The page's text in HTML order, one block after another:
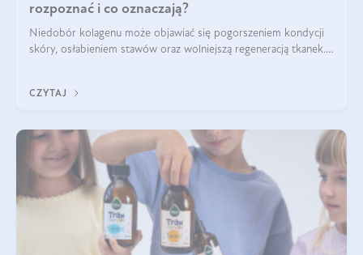
rozpoznać i co oznaczają?
Niedobór kolagenu może objawiać się pogorszeniem kondycji
skóry, osłabieniem stawów oraz wolniejszą regeneracją tkanek.
osłabienie włosów.
CZYTAJ